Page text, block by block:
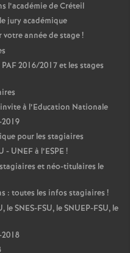
l’académie de Créteil
jury académique
votre année de stage!
PAF2016/2017 et les stages
à l’Education Nationale
pour les stagiaires
- UNEFà l’ESPE !
et néo-titulaires le
: toutes les infos stagiaires !
, leSNES-FSU, leSNUEP-FSU, le